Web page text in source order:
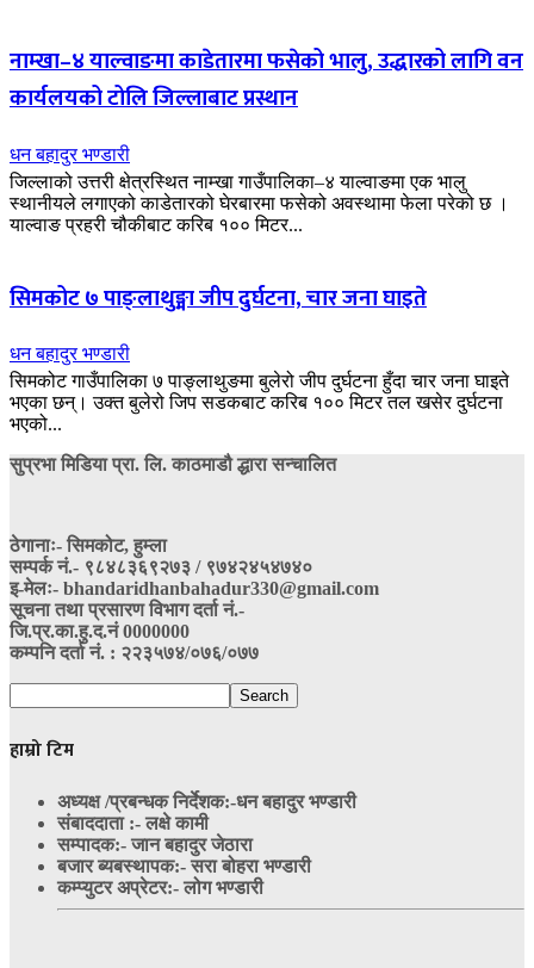
नाम्खा–४ याल्वाङमा काडेतारमा फसेको भालु, उद्धारको लागि वन
कार्यलयको टोलि जिल्लाबाट प्रस्थान
धन बहादुर भण्डारी
जिल्लाको उत्तरी क्षेत्रस्थित नाम्खा गाउँपालिका–४ याल्वाङमा एक भालु
स्थानीयले लगाएको काडेतारको घेरबारमा फसेको अवस्थामा फेला परेको छ ।
याल्वाङ प्रहरी चौकीबाट करिब १०० मिटर...
सिमकोट ७ पाङ्लाथुङ्मा जीप दुर्घटना, चार जना घाइते
धन बहादुर भण्डारी
सिमकोट गाउँपालिका ७ पाङ्लाथुङमा बुलेरो जीप दुर्घटना हुँदा चार जना घाइते
भएका छन्। उक्त बुलेरो जिप सडकबाट करिब १०० मिटर तल खसेर दुर्घटना
भएको...
सुप्रभा मिडिया प्रा. लि. काठमाडौ द्धारा सन्चालित
ठेगानाः- सिमकोट, हुम्ला
सम्पर्क नं‍.- ९८४८३६९२७३ / ९७४२४५४७४०
इ-मेलः- bhandaridhanbahadur330@gmail.com
सूचना तथा प्रसारण विभाग दर्ता नं.-
जि.प्र.का.हु.द.नं 0000000
कम्पनि दर्ता नं. : २२३५७४/०७६/०७७
हाम्रो टिम
अध्यक्ष /प्रबन्धक निर्देशक:-धन बहादुर भण्डारी
संबाददाता :- लक्षे कामी
सम्पादक:- जान बहादुर जेठारा
बजार ब्यबस्थापक:- सरा बोहरा भण्डारी
कम्प्युटर अप्रेटर:- लोग भण्डारी